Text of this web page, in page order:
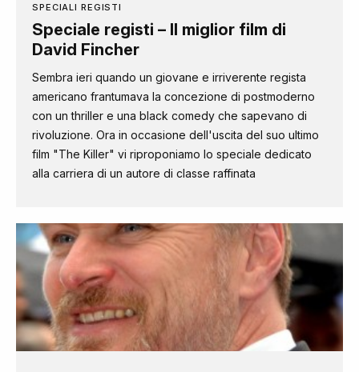
SPECIALI REGISTI
Speciale registi – Il miglior film di
David Fincher
Sembra ieri quando un giovane e irriverente regista
americano frantumava la concezione di postmoderno
con un thriller e una black comedy che sapevano di
rivoluzione. Ora in occasione dell'uscita del suo ultimo
film "The Killer" vi riproponiamo lo speciale dedicato
alla carriera di un autore di classe raffinata